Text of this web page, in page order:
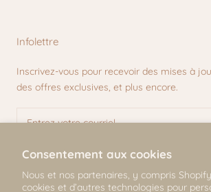
Consentement aux cookies
Nous et nos partenaires, y compris
cookies et d’autres technologies pour
Infolettre
Inscrivez-vous pour recevoir des mises à
des offres exclusives, et plus encore.